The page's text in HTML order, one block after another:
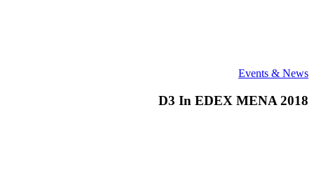
Events & News
D3
EDEX
D3 In EDEX MENA 2018